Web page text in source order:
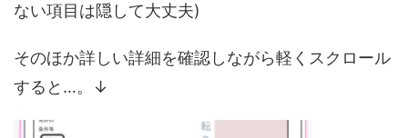
ない項目は隠して大丈夫)
そのほか詳しい詳細を確認しながら軽くスクロール
すると…。↓